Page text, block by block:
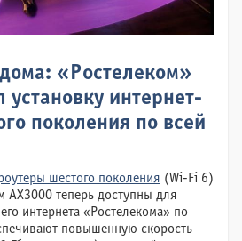
«Ростелеком»
интернет-
поколения по всей
шестого поколения (Wi-Fi 6)
AX3000 теперь доступны для
интернета «Ростелекома» по
повышенную скорость